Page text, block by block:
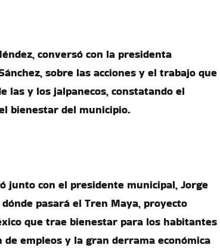
conversó con la presidenta
sobre las acciones y el trabajo que
las y los jalpanecos, constatando el
bienestar del municipio.
junto con el presidente municipal, Jorge
pasará el Tren Maya, proyecto
que trae bienestar para los habitantes
empleos y la gran derrama económica